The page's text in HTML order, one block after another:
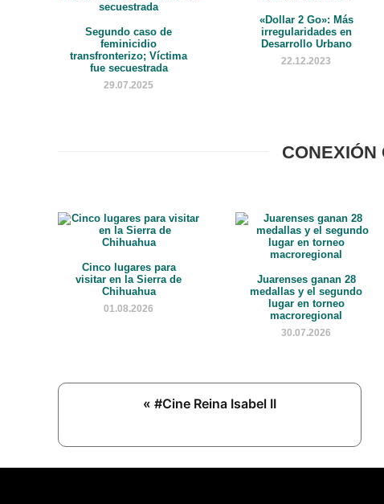
Segundo caso de
feminicidio
transfronterizo; Víctima
fue secuestrada
29.07.2025
«Dollar 2 Go»: Más
irregularidades en
Desarrollo Urbano
22.12.2023
CONEXIÓN
Cinco lugares para
visitar en la Sierra de
Chihuahua
01.08.2026
Juarenses ganan 28
medallas y el segundo
lugar en torneo
macroregional
30.07.2026
Previous
« #Cine Reina Isabel II